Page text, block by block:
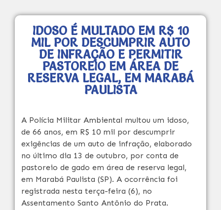
IDOSO É MULTADO EM R$ 10
MIL POR DESCUMPRIR AUTO
DE INFRAÇÃO E PERMITIR
PASTOREIO EM ÁREA DE
RESERVA LEGAL, EM MARABÁ
PAULISTA
A Polícia Militar Ambiental multou um idoso,
de 66 anos, em R$ 10 mil por descumprir
exigências de um auto de infração, elaborado
no último dia 13 de outubro, por conta de
pastoreio de gado em área de reserva legal,
em Marabá Paulista (SP). A ocorrência foi
registrada nesta terça-feira (6), no
Assentamento Santo Antônio do Prata.